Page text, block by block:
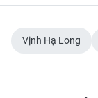
Vịnh Hạ Long